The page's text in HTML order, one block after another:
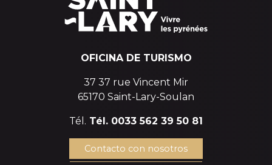
OFICINA DE TURISMO
37 37 rue Vincent Mir
65170 Saint-Lary-Soulan
Tél. Tél. 0033 562 39 50 81
Contacto con nosotros